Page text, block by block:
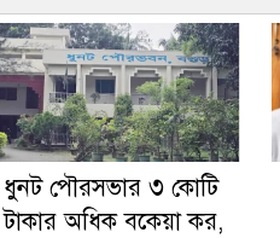
ধুনট পৌরসভার ৩ কোটি
টাকার অধিক বকেয়া কর,